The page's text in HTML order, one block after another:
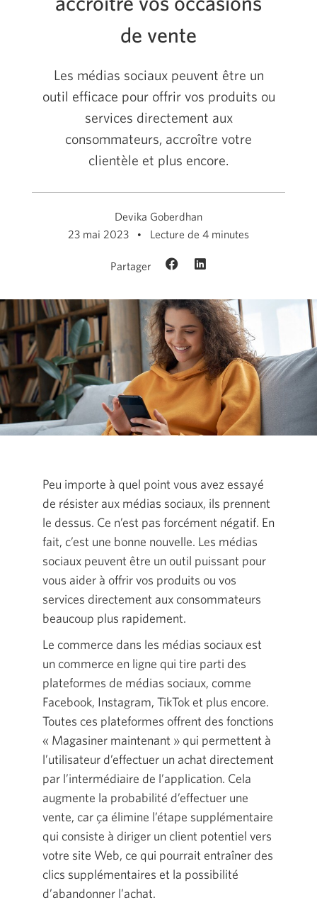
de vente
Les médias sociaux peuvent être un
outil efficace pour offrir vos produits ou
services directement aux
consommateurs, accroître votre
clientèle et plus encore.
Devika Goberdhan
23 mai 2023
Lecture de 4 minutes
Partager
Peu importe à quel point vous avez essayé
de résister aux médias sociaux, ils prennent
le dessus. Ce n’est pas forcément négatif. En
fait, c’est une bonne nouvelle. Les médias
sociaux peuvent être un outil puissant pour
vous aider à offrir vos produits ou vos
services directement aux consommateurs
beaucoup plus rapidement.
Le commerce dans les médias sociaux est
un commerce en ligne qui tire parti des
plateformes de médias sociaux, comme
Facebook, Instagram, TikTok et plus encore.
Toutes ces plateformes offrent des fonctions
« Magasiner maintenant » qui permettent à
l’utilisateur d’effectuer un achat directement
par l’intermédiaire de l’application. Cela
augmente la probabilité d’effectuer une
vente, car ça élimine l’étape supplémentaire
qui consiste à diriger un client potentiel vers
votre site Web, ce qui pourrait entraîner des
clics supplémentaires et la possibilité
d’abandonner l’achat.